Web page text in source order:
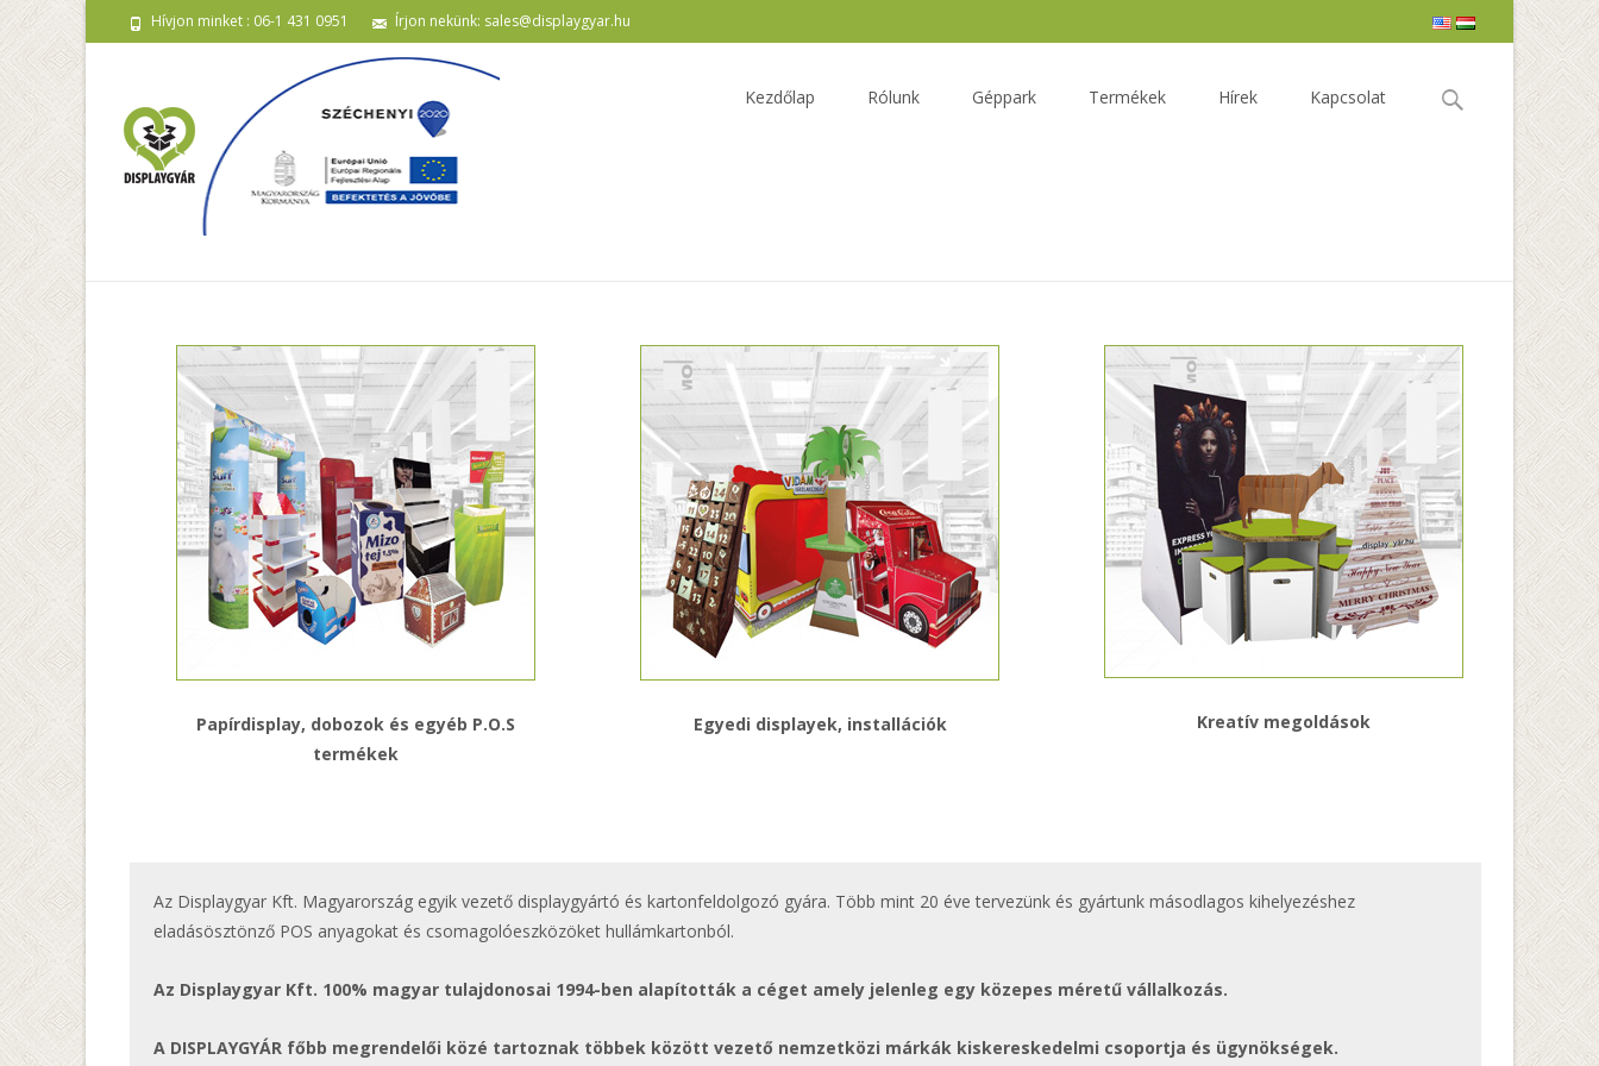
Hívjon minket : 06-1 431 0951 Írjon nekünk: sales@displaygyar.hu
Kezdőlap Rólunk Géppark Termékek Hírek Kapcsolat Keresés:
Papírdisplay, dobozok és egyéb P.O.S
termékek
Egyedi displayek, installációk Kreatív megoldások
Az Displaygyar Kft. Magyarország egyik vezető displaygyártó és kartonfeldolgozó gyára. Több mint 20 éve tervezünk és gyártunk másodlagos kihelyezéshez
eladásösztönző POS anyagokat és csomagolóeszközöket hullámkartonból.
Az Displaygyar Kft. 100% magyar tulajdonosai 1994-ben alapították a céget amely jelenleg egy közepes méretű vállalkozás.
A DISPLAYGYÁR főbb megrendelői közé tartoznak többek között vezető nemzetközi márkák kiskereskedelmi csoportja és ügynökségek.